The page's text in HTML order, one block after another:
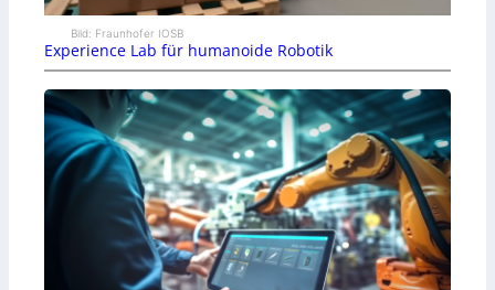
Bild: Fraunhofer IOSB
Experience Lab für humanoide Robotik